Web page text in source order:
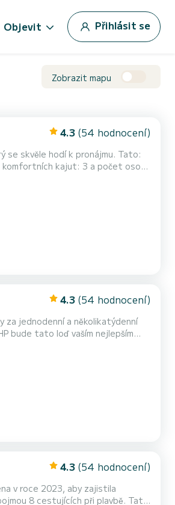
Objevit Přihlásit se
Zobrazit mapu
4.3 (54 hodnocení)
se skvěle hodí k pronájmu. Tato:
dovolené v okolí
4.3 (54 hodnocení)
za jednodenní a několikatýdenní
4.3 (54 hodnocení)
v roce 2023, aby zajistila